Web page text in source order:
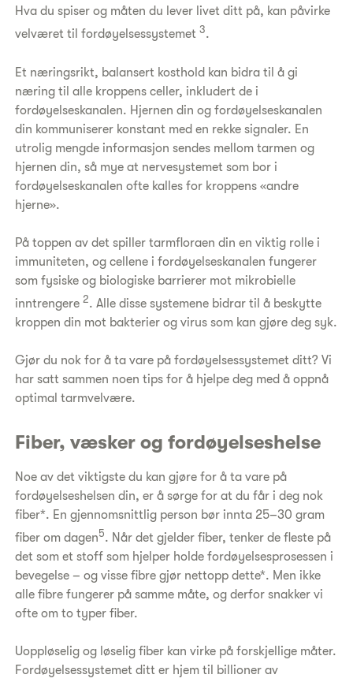
Hva du spiser og måten du lever livet ditt på, kan påvirke
velværet til fordøyelsessystemet3.
Et næringsrikt, balansert kosthold kan bidra til å gi
næring til alle kroppens celler, inkludert de i
fordøyelseskanalen. Hjernen din og fordøyelseskanalen
din kommuniserer konstant med en rekke signaler. En
utrolig mengde informasjon sendes mellom tarmen og
hjernen din, så mye at nervesystemet som bor i
fordøyelseskanalen ofte kalles for kroppens «andre
hjerne».
På toppen av det spiller tarmfloraen din en viktig rolle i
immuniteten, og cellene i fordøyelseskanalen fungerer
som fysiske og biologiske barrierer mot mikrobielle
inntrengere2. Alle disse systemene bidrar til å beskytte
kroppen din mot bakterier og virus som kan gjøre deg syk.
Gjør du nok for å ta vare på fordøyelsessystemet ditt? Vi
har satt sammen noen tips for å hjelpe deg med å oppnå
optimal tarmvelvære.
Fiber, væsker og fordøyelseshelse
Noe av det viktigste du kan gjøre for å ta vare på
fordøyelseshelsen din, er å sørge for at du får i deg nok
fiber*. En gjennomsnittlig person bør innta 25–30 gram
fiber om dagen5. Når det gjelder fiber, tenker de fleste på
det som et stoff som hjelper holde fordøyelsesprosessen i
bevegelse – og visse fibre gjør nettopp dette*. Men ikke
alle fibre fungerer på samme måte, og derfor snakker vi
ofte om to typer fiber.
Uoppløselig og løselig fiber kan virke på forskjellige måter.
Fordøyelsessystemet ditt er hjem til billioner av